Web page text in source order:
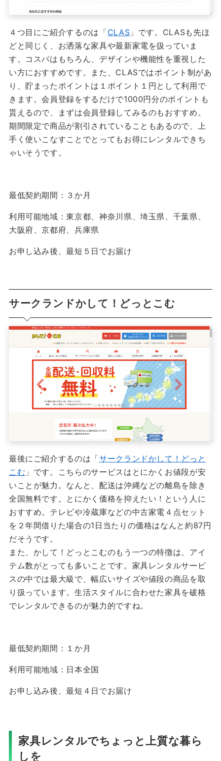
４つ目にご紹介するのは「CLAS 」です。CLASも先ほ
どと同じく、お洒落な家具や最新家電を扱っていま
す。コスパはもちろん、デザインや機能性を重視した
い方におすすめです。また、CLASではポイント制があ
り、貯まったポイントは１ポイント１円として利用で
きます。会員登録をするだけで1000円分のポイントも
貰えるので、まずは会員登録してみるのもおすすめ。
期間限定で商品が割引されていることもあるので、上
手く使いこなすことでとってもお得にレンタルできち
ゃいそうです。
最低契約期間：３か月
利用可能地域：東京都、神奈川県、埼玉県、千葉県、
大阪府、京都府、兵庫県
お申し込み後、最短５日でお届け
サークランドかして！どっとこむ
最後にご紹介するのは「サークランドかして！どっと
こむ 」です。こちらのサービスはとにかくお値段が安
いことが魅力。なんと、配送は沖縄などの離島を除き
全国無料です。とにかく価格を抑えたい！という人に
おすすめ。テレビや冷蔵庫などの中古家電４点セット
を２年間借りた場合の1日当たりの価格はなんと約87円
だそうです。
また、かして！どっとこむのもう一つの特徴は、アイ
テム数がとっても多いことです。家具レンタルサービ
スの中では最大級で、幅広いサイズや値段の商品を取
り扱っています。生活スタイルに合わせた家具を破格
でレンタルできるのが魅力的ですね。
最低契約期間：１か月
利用可能地域：日本全国
お申し込み後、最短４日でお届け
家具レンタルでちょっと上質な暮ら
しを